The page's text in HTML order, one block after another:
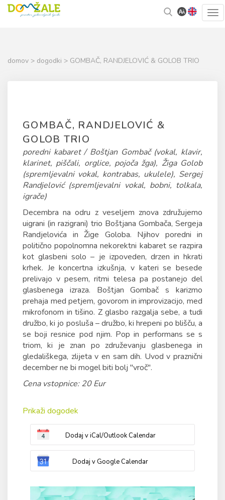
Skoči
na
Kazalo
strani
domov > dogodki > GOMBAČ, RANDJELOVIĆ & GOLOB TRIO
GOMBAČ, RANDJELOVIĆ &
GOLOB TRIO
poredni kabaret / Boštjan Gombač (vokal, klavir,
klarinet, piščali, orglice, pojoča žga), Žiga Golob
(spremljevalni vokal, kontrabas, ukulele), Sergej
Randjelović (spremljevalni vokal, bobni, tolkala,
igrače)
Decembra na odru z veseljem znova združujemo
uigrani (in razigrani) trio Boštjana Gombača, Sergeja
Randjelovića in Žige Goloba. Njihov poredni in
politično popolnomna nekorektni kabaret se razpira
kot glasbeni solo – je izpoveden, drzen in hkrati
krhek. Je koncertna izkušnja, v kateri se besede
prelivajo v pesem, ritmi telesa pa postanejo del
glasbenega izraza. Boštjan Gombač s karizmo
prehaja med petjem, govorom in improvizacijo, med
mikrofonom in tišino. Z glasbo razgalja sebe, a tudi
družbo, ki jo posluša – družbo, ki hrepeni po blišču, a
se boji resnice pod njim. Pop in performans se s
triom, ki je znan po združevanju glasbenega in
gledališkega, zlijeta v en sam dih. Uvod v praznični
december ne bi mogel biti bolj "vroč".
Cena vstopnice: 20 Eur
Prikaži dogodek
Dodaj v iCal/Outlook Calendar
Dodaj v Google Calendar